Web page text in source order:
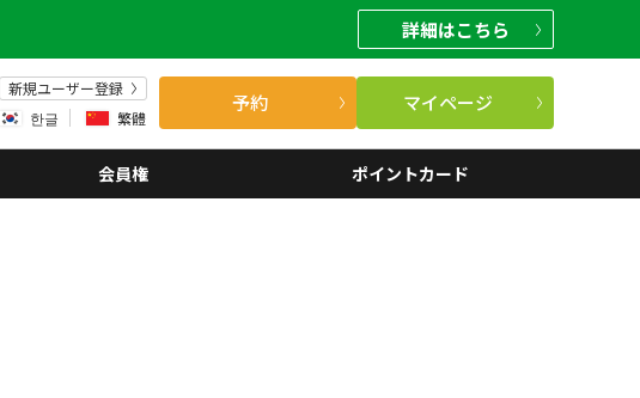
詳細はこちら
新規ユーザー登録
한글 繁體
予約 マイページ
会員権 ポイントカード